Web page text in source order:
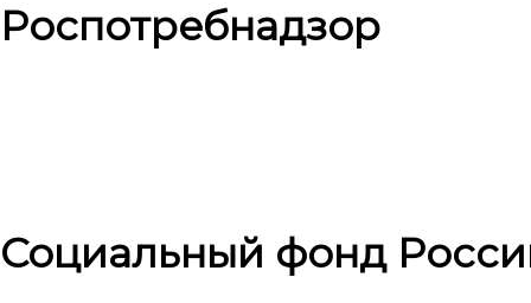
Роспотребнадзор
Социальный фонд